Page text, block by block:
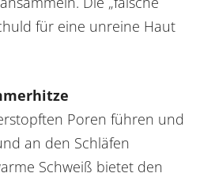
für eine unreine Haut
Poren führen und
an den Schläfen
Schweiß bietet den